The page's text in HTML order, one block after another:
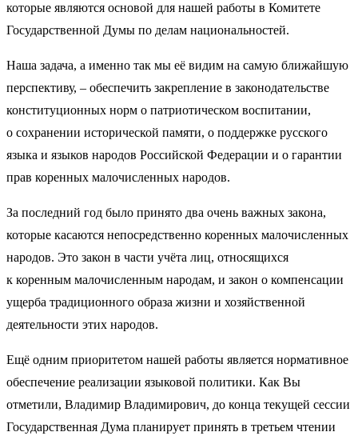
которые являются основой для нашей работы в Комитете
Государственной Думы по делам национальностей.
Наша задача, а именно так мы её видим на самую ближайшую
перспективу, – обеспечить закрепление в законодательстве
конституционных норм о патриотическом воспитании,
о сохранении исторической памяти, о поддержке русского
языка и языков народов Российской Федерации и о гарантии
прав коренных малочисленных народов.
За последний год было принято два очень важных закона,
которые касаются непосредственно коренных малочисленных
народов. Это закон в части учёта лиц, относящихся
к коренным малочисленным народам, и закон о компенсации
ущерба традиционного образа жизни и хозяйственной
деятельности этих народов.
Ещё одним приоритетом нашей работы является нормативное
обеспечение реализации языковой политики. Как Вы
отметили, Владимир Владимирович, до конца текущей сессии
Государственная Дума планирует принять в третьем чтении